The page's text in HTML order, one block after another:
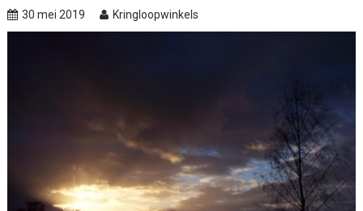
30 mei 2019 Kringloopwinkels